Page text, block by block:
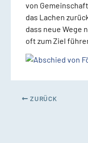
von
das Lachen
dass neue Wege
oft zum Ziel
ZURÜCK